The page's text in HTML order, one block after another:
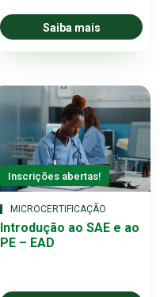
Saiba mais
Inscrições abertas!
MICROCERTIFICAÇÃO
Introdução ao SAE e ao
PE – EAD